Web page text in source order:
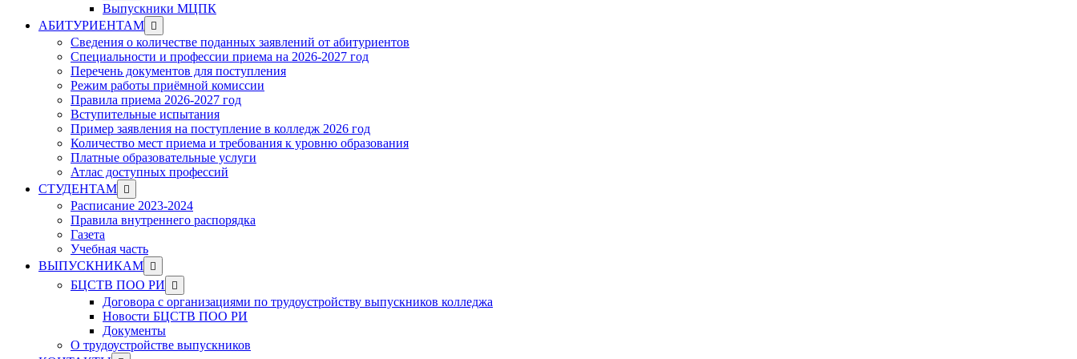
Выпускники МЦПК
АБИТУРИЕНТАМ Show
sub
menu
Сведения о количестве поданных заявлений от абитуриентов
Специальности и профессии приема на 2026-2027 год
Перечень документов для поступления
Режим работы приёмной комиссии
Правила приема 2026-2027 год
Вступительные испытания
Пример заявления на поступление в колледж 2026 год
Количество мест приема и требования к уровню образования
Платные образовательные услуги
Атлас доступных профессий
СТУДЕНТАМ Show
sub
menu
Расписание 2023-2024
Правила внутреннего распорядка
Газета
Учебная часть
ВЫПУСКНИКАМ Show
sub
menu
БЦСТВ ПОО РИ
Show
sub
menu
Договора с организациями по трудоустройству выпускников колледжа
Новости БЦСТВ ПОО РИ
Документы
О трудоустройстве выпускников